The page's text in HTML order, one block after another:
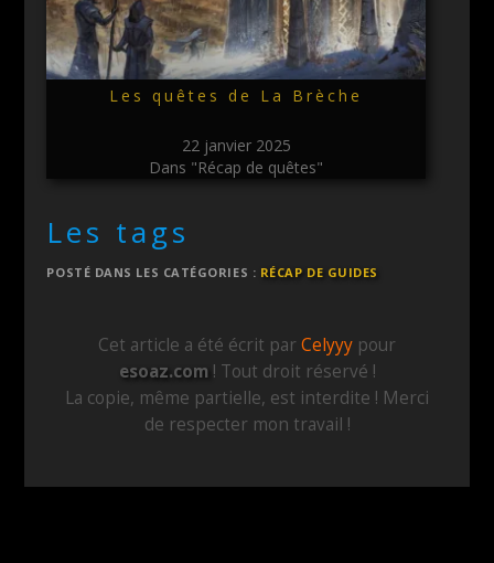
Les quêtes de La Brèche
22 janvier 2025
Dans "Récap de quêtes"
Les tags
POSTÉ DANS LES CATÉGORIES : RÉCAP DE GUIDES
Cet article a été écrit par Celyyy pour
esoaz.com ! Tout droit réservé !
La copie, même partielle, est interdite ! Merci
de respecter mon travail !